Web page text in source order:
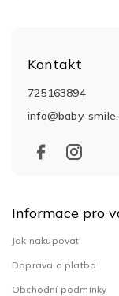
Kontakt
info@baby-
725163894
Informace pro
Jak nakupovat
Doprava a platba
Obchodní podmínky